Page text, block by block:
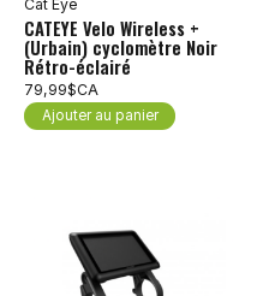
Cat Eye
CATEYE Velo Wireless +
(Urbain) cyclomètre Noir
Rétro-éclairé
79,99$CA
Ajouter au panier